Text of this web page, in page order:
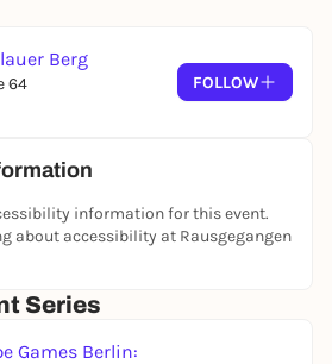
Berg
64
FOLLOW
information for this event.
about accessibility at Rausgegangen
Series
Games Berlin: